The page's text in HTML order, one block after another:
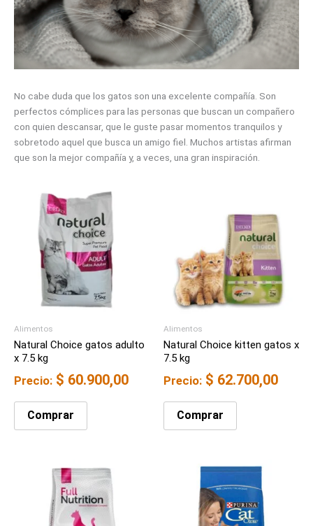
No cabe duda que los gatos son una excelente compañía. Son
perfectos cómplices para las personas que buscan un compañero
con quien descansar, que le guste pasar momentos tranquilos y
sobretodo aquel que busca un amigo fiel. Muchos artistas afirman
que son la mejor compañía y, a veces, una gran inspiración.
Alimentos
Natural Choice gatos adulto
x 7.5 kg
Precio: $ 60.900,00
Comprar
Alimentos
Natural Choice kitten gatos x
7.5 kg
Precio: $ 62.700,00
Comprar